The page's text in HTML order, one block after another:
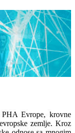
Evrope, krovne
zemlje. Kroz